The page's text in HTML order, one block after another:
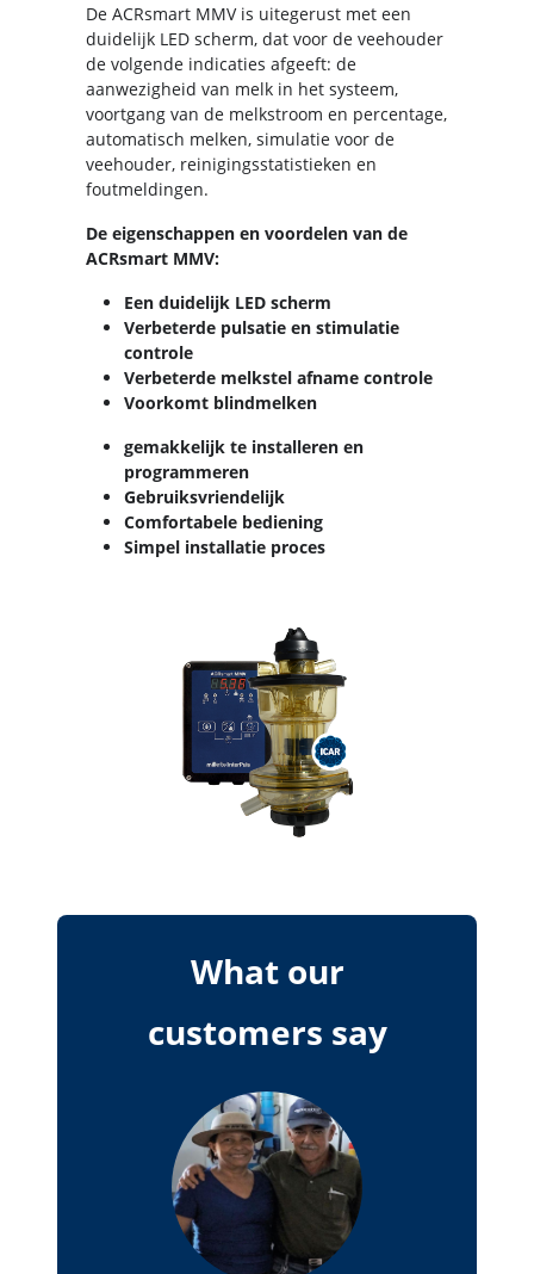
De ACRsmart MMV is uitegerust met een
duidelijk LED scherm, dat voor de veehouder
de volgende indicaties afgeeft: de
aanwezigheid van melk in het systeem,
voortgang van de melkstroom en percentage,
automatisch melken, simulatie voor de
veehouder, reinigingsstatistieken en
foutmeldingen.
De eigenschappen en voordelen van de
ACRsmart MMV:
Een duidelijk LED scherm
Verbeterde pulsatie en stimulatie
controle
Verbeterde melkstel afname controle
Voorkomt blindmelken
gemakkelijk te installeren en
programmeren
Gebruiksvriendelijk
Comfortabele bediening
Simpel installatie proces
What our
customers say